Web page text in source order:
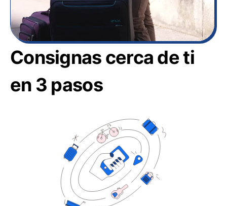
Consignas cerca de ti
en 3 pasos